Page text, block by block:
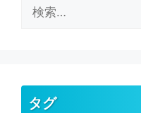
索:
タグ